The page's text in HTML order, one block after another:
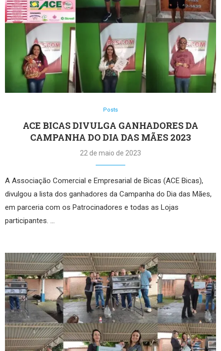
Posts
ACE BICAS DIVULGA GANHADORES DA
CAMPANHA DO DIA DAS MÃES 2023
22 de maio de 2023
A Associação Comercial e Empresarial de Bicas (ACE Bicas),
divulgou a lista dos ganhadores da Campanha do Dia das Mães,
em parceria com os Patrocinadores e todas as Lojas
participantes. …